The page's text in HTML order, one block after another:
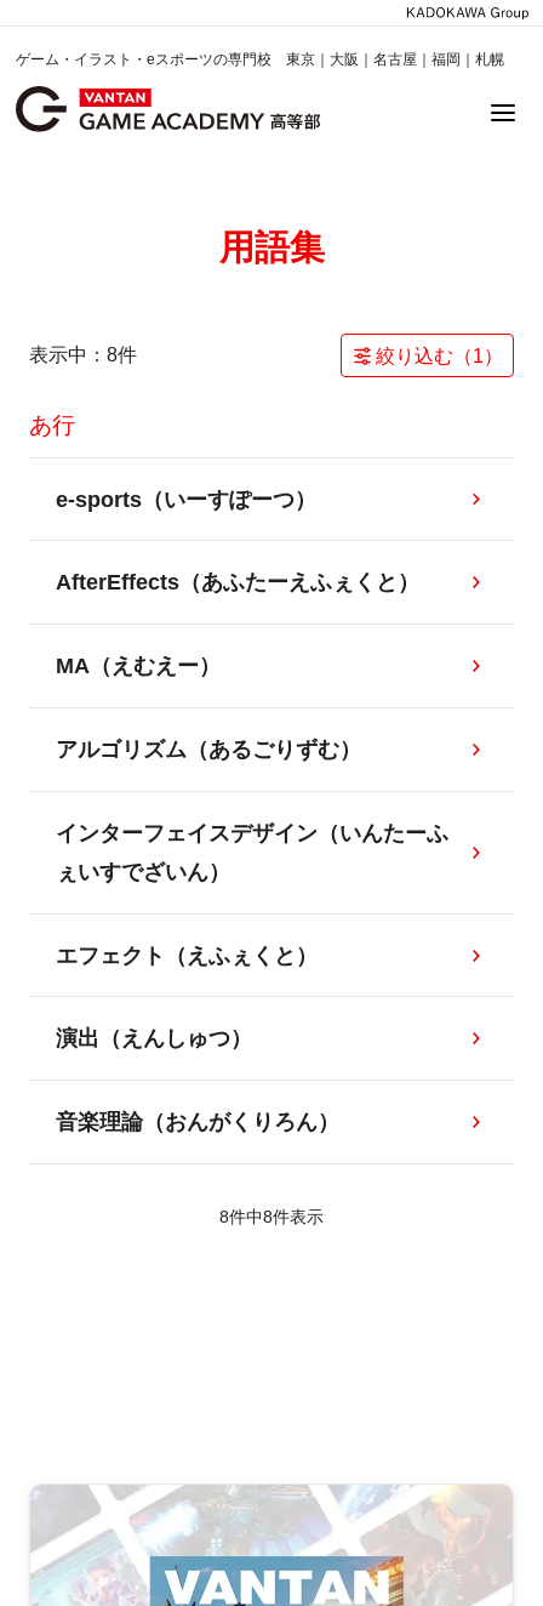
ゲーム・イラスト・eスポーツの専門校 東京｜大阪｜名古屋｜福岡｜札幌
用語集
表示中： 8件 絞り込む（1）
あ行
e-sports（いーすぽーつ）
AfterEffects（あふたーえふぇくと）
MA（えむえー）
アルゴリズム（あるごりずむ）
インターフェイスデザイン（いんたーふ
ぇいすでざいん）
エフェクト（えふぇくと）
演出（えんしゅつ）
音楽理論（おんがくりろん）
8件中8件表示